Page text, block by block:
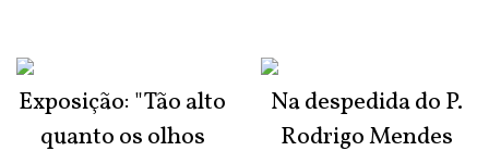
Exposição: "Tão alto
quanto os olhos
Na despedida do P.
Rodrigo Mendes